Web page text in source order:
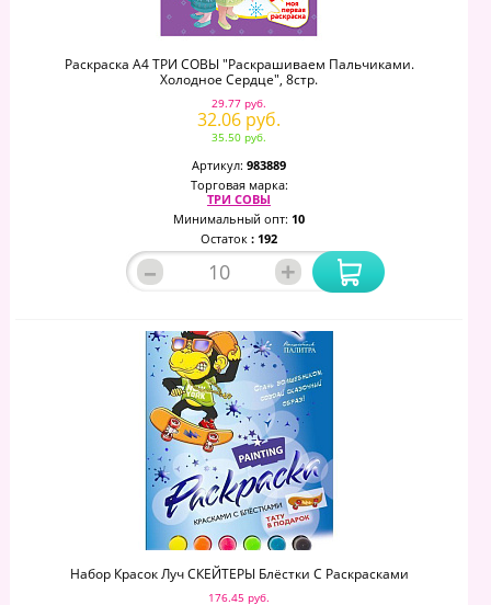
Раскраска А4 ТРИ СОВЫ "Раскрашиваем Пальчиками.
Холодное Сердце", 8стр.
29.77 руб.
32.06 руб.
35.50 руб.
Артикул: 983889
Торговая марка:
ТРИ СОВЫ
Минимальный опт: 10
Остаток : 192
– +
Набор Красок Луч СКЕЙТЕРЫ Блёстки С Раскрасками
176.45 руб.